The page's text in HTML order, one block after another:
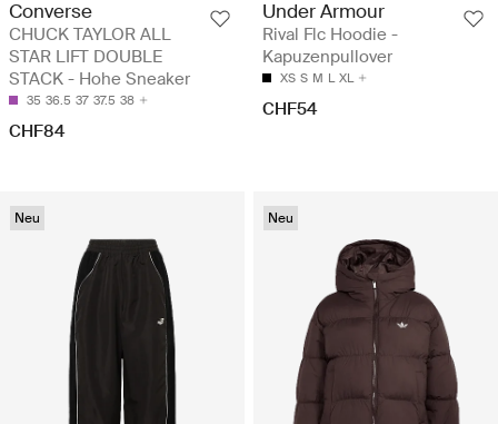
Converse
CHUCK TAYLOR ALL
STAR LIFT DOUBLE
STACK - Hohe Sneaker
35 36.5 37 37.5 38
CHF84
Under Armour
Rival Flc Hoodie -
Kapuzenpullover
XS S M L XL
CHF54
Neu Neu